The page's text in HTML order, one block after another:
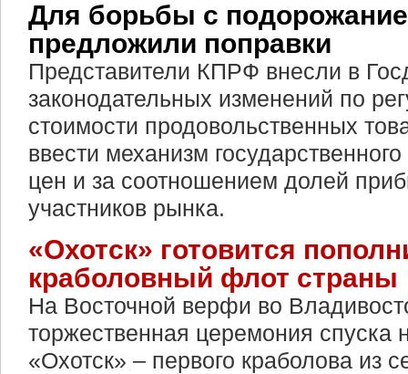
Для борьбы с
предложили поправки
Представители КПРФ внесли в
законодательных изменений по
стоимости продовольственных
ввести механизм
цен и за соотношением долей
участников рынка.
«Охотск» готовится
краболовный флот страны
На Восточной верфи во
торжественная церемония спуска
«Охотск» – первого краболова из